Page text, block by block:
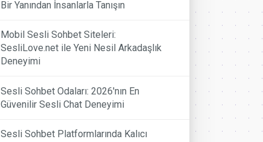
Bir Yanından İnsanlarla Tanışın
Mobil Sesli Sohbet Siteleri:
SesliLove.net ile Yeni Nesil Arkadaşlık
Deneyimi
Sesli Sohbet Odaları: 2026'nın En
Güvenilir Sesli Chat Deneyimi
Sesli Sohbet Platformlarında Kalıcı